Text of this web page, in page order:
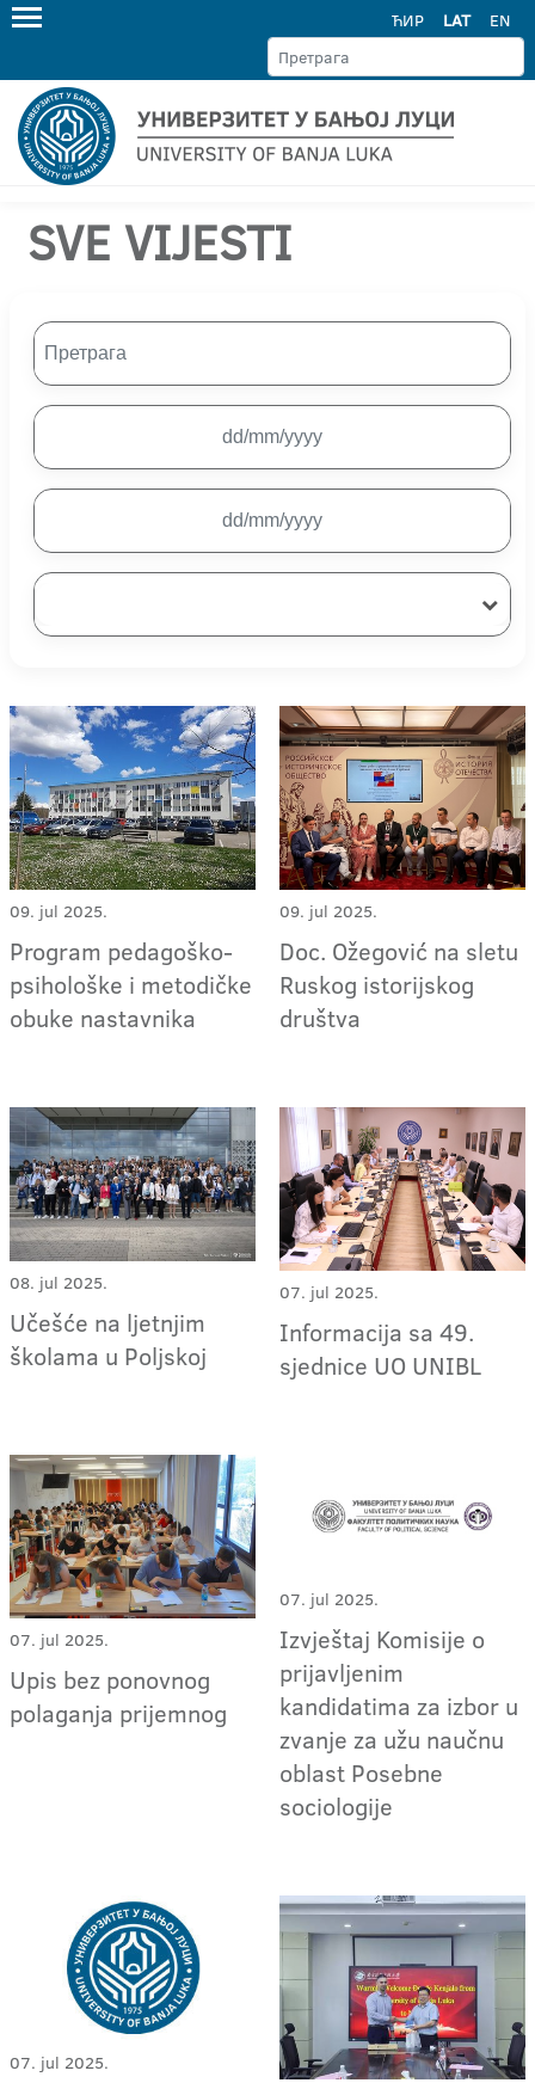
ЋИР LAT EN
SVE VIJESTI
09. jul 2025.
Program pedagoško-
psihološke i metodičke
obuke nastavnika
09. jul 2025.
Doc. Ožegović na sletu
Ruskog istorijskog
društva
08. jul 2025.
Učešće na ljetnjim
školama u Poljskoj
07. jul 2025.
Informacija sa 49.
sjednice UO UNIBL
07. jul 2025.
Upis bez ponovnog
polaganja prijemnog
07. jul 2025.
Izvještaj Komisije o
prijavljenim
kandidatima za izbor u
zvanje za užu naučnu
oblast Posebne
sociologije
07. jul 2025.